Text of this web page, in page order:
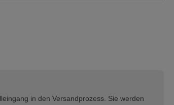
in den Versandprozess. Sie werden